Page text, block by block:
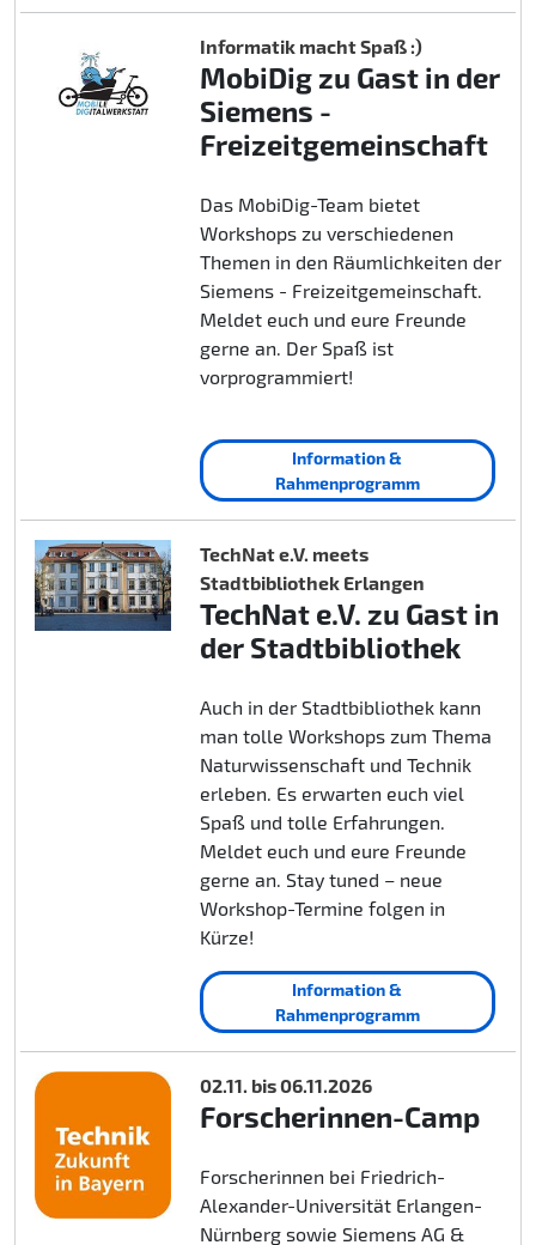
Informatik macht Spaß :)
MobiDig zu Gast in der
Siemens -
Freizeitgemeinschaft
Das MobiDig-Team bietet
Workshops zu verschiedenen
Themen in den Räumlichkeiten der
Siemens - Freizeitgemeinschaft.
Meldet euch und eure Freunde
gerne an. Der Spaß ist
vorprogrammiert!
Information &
Rahmenprogramm
TechNat e.V. meets
Stadtbibliothek Erlangen
TechNat e.V. zu Gast in
der Stadtbibliothek
Auch in der Stadtbibliothek kann
man tolle Workshops zum Thema
Naturwissenschaft und Technik
erleben. Es erwarten euch viel
Spaß und tolle Erfahrungen.
Meldet euch und eure Freunde
gerne an. Stay tuned – neue
Workshop-Termine folgen in
Kürze!
Information &
Rahmenprogramm
02.11. bis 06.11.2026
Forscherinnen-Camp
Forscherinnen bei Friedrich-
Alexander-Universität Erlangen-
Nürnberg sowie Siemens AG &